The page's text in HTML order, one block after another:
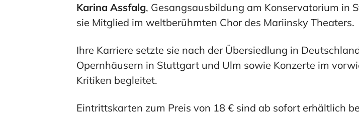
Karina Assfalg, Gesangsausbildung am Konservatorium in
sie Mitglied im weltberühmten Chor des Mariinsky Theaters.
Ihre Karriere setzte sie nach der Übersiedlung in
Opernhäusern in Stuttgart und Ulm sowie Konzerte im
Kritiken begleitet.
Eintrittskarten zum Preis von 18 € sind ab sofort erhältlich